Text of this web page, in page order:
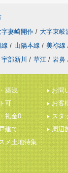
字妻崎開作 / 大字東岐
/ 山陽本線 / 美祢線
宇部新川 / 草江 / 岩鼻
築浅
可
礼金0
建て
メ土地特集
お問
お客
スタ
周辺